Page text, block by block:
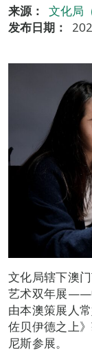
来源：
文化局
发布日期：
文化局辖下澳
艺术双年展——
由本澳策展人
佐贝伊德之上
尼斯参展。